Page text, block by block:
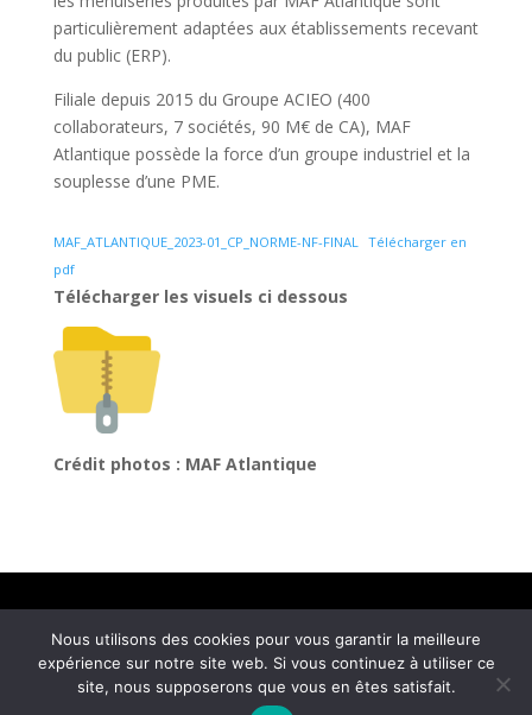
particulièrement adaptées aux établissements recevant
du public (ERP).
Filiale depuis 2015 du Groupe ACIEO (400
collaborateurs, 7 sociétés, 90 M€ de CA), MAF
Atlantique possède la force d’un groupe industriel et la
souplesse d’une PME.
MAF_ATLANTIQUE_2023-01_CP_NORME-NF-FINAL Télécharger en
pdf
Télécharger les visuels ci dessous
Crédit photos : MAF Atlantique
© COM4 – Agence de relations media et social
media 2026 – Tous droits réservés | Réalisé par
Ultrasyd Informatique
Nous utilisons des cookies pour vous garantir la meilleure
expérience sur notre site web. Si vous continuez à utiliser ce
site, nous supposerons que vous en êtes satisfait.